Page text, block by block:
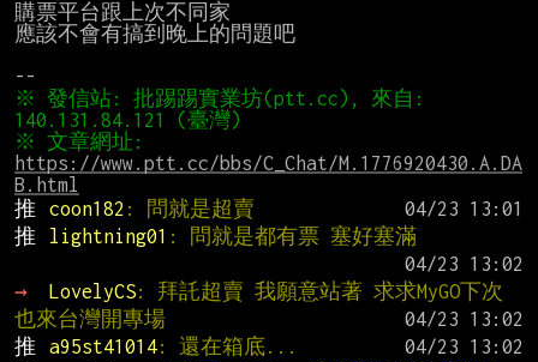
購票平台跟上次不同家
應該不會有搞到晚上的問題吧
※ 發信站: 批踢踢實業坊(ptt.cc), 來自:
https://www.ptt.cc/bbs/C_Chat/M.1776920430.A.DA
B.html
推
coon182 : 問就是超賣
推
lightning01 : 問就是都有票 塞好塞滿
→
LovelyCS: 拜託超賣 我願意站著 求求MyGO下次
也來台灣開專場
推
a95st41014: 還在箱底...